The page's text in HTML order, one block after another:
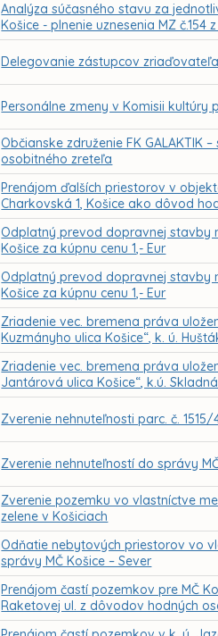
Analýza súčasného stavu za
Košice - plnenie uznesenia MZ č.154 z
Delegovanie zástupcov
Personálne zmeny v Komisii kultúry
Občianske združenie FK
osobitného zreteľa
Prenájom ďalších priestorov v
Charkovská 1, Košice ako dôvod
Odplatný prevod dopravnej stavby
Košice za kúpnu cenu 1,- Eur
Odplatný prevod dopravnej stavby
Košice za kúpnu cenu 1,- Eur
Zriadenie vec. bremena práva
Kuzmányho ulica Košice“, k. ú.
Zriadenie vec. bremena práva
Jantárová ulica Košice“, k.ú.
Zverenie nehnuteľnosti parc. č.
Zverenie nehnuteľností do správy
Zverenie pozemku vo vlastníctve
zelene v Košiciach
Odňatie nebytových priestorov vo
správy MČ Košice – Sever
Prenájom častí pozemkov pre MČ
Raketovej ul. z dôvodov hodných